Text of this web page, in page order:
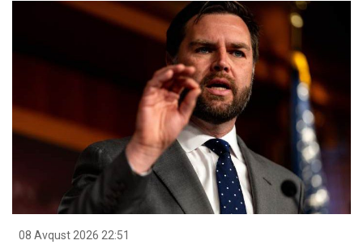
08 Avqust 2026 22:51